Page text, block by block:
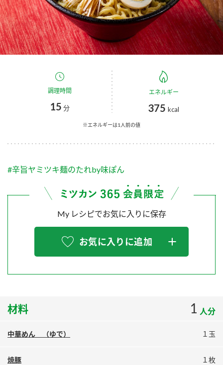
みりん風・料理酒 鍋用調味料
つゆ たれ
スープ 中華
ふりかけ
炊き込みご飯の素 米飯用調味液
商品ブランドサイト
Fibee（ファイビー）
くらしプラ酢
お酢ドリンク
つゆ
PIN印
スペシャルサイト
お酢を知ろう！
ぽん酢サワー
企業情報
国内事業概要
企業理念
ミツカンの歴史
ミツカンを知る
環境への取り組み
ZENB initiative
MIM（ミツカンミュージアム）
各部門が大切にしていること
販売終了製品のご案内
よくあるご質問
地図から取り扱い店舗を探す
調理時間
15 分
エネルギー
375 kcal
※エネルギーは1人前の値
#辛旨ヤミツキ麺のたれby味ぽん
My レシピでお気に入りに保存
お気に入りに追加
材料 1 人分
中華めん （ゆで） １玉
焼豚 １枚